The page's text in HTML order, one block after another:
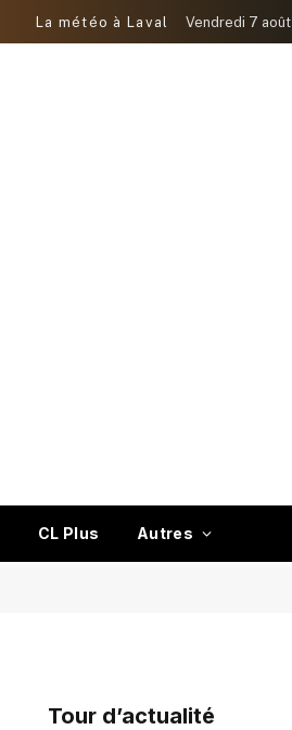
La météo à Laval Vendredi 7 août
CL Plus Autres
Tour d’actualité